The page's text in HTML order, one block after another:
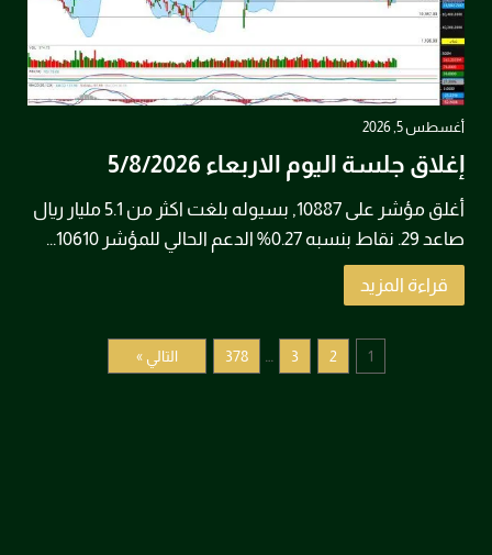
أغسطس 5, 2026
إغلاق جلسة اليوم الاربعاء 5/8/2026
أغلق مؤشر على 10887, بسيوله بلغت اكثر من 5.1 مليار ريال
صاعد 29. نقاط بنسبه 0.27% الدعم الحالي للمؤشر 10610...
قراءة المزيد
1
2
3
…
378 التالي »